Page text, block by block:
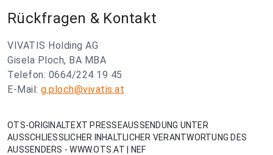
Rückfragen & Kontakt
VIVATIS Holding AG
Gisela Ploch, BA MBA
Telefon: 0664/224 19 45
E-Mail: g.ploch@vivatis.at
OTS-ORIGINALTEXT PRESSEAUSSENDUNG UNTER
AUSSCHLIESSLICHER INHALTLICHER VERANTWORTUNG DES
AUSSENDERS - WWW.OTS.AT | NEF